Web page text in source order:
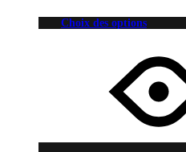
Choix des options